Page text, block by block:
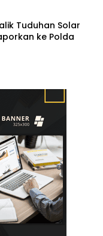
Tuduhan Solar
ke Polda